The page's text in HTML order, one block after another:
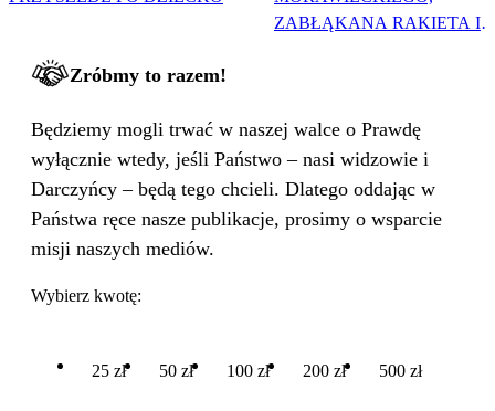
ZABŁĄKANA RAKIETA I
Zróbmy to razem!
Będziemy mogli trwać w naszej walce o Prawdę
wyłącznie wtedy, jeśli Państwo – nasi widzowie i
Darczyńcy – będą tego chcieli. Dlatego oddając w
Państwa ręce nasze publikacje, prosimy o wsparcie
misji naszych mediów.
Wybierz kwotę:
25 zł 50 zł 100 zł 200 zł 500 zł